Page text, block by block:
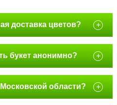
доставка цветов? +
букет анонимно? +
области? +